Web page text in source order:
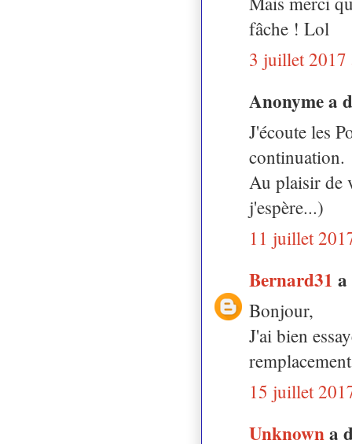
fâche ! Lol
3 juillet 2017
Anonyme a
J'écoute les
continuation.
Au plaisir de
j'espère...)
11 juillet
Bernard31
Bonjour,
J'ai bien
15 juillet
Unknowna